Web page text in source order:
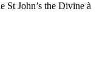
St John’s the Divine à